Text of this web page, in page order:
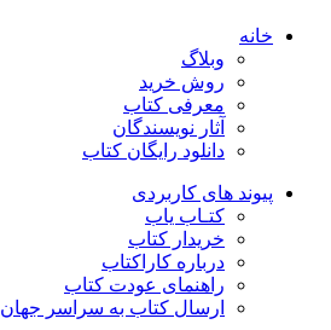
خانه
وبلاگ
روش خرید
معرفی کتاب
آثار نویسندگان
دانلود رایگان کتاب
پیوند های کاربردی
کتـاب یاب
خریدار کتاب
درباره کاراکتاب
راهنمای عودت کتاب
ارسال کتاب به سراسر جهان